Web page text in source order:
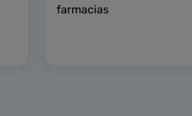
farmacias